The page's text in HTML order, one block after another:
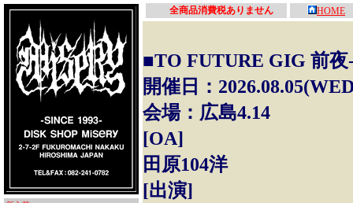
全商品消費税ありません HOME
■TO FUTURE GIG 前夜
開催日：
会場：広島4.14
[OA]
田原104洋
[出演]